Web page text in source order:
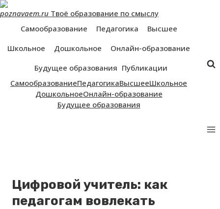
Перейти
к
контенту
poznavaem.ru Твоё образование по смыслу
Самообразование
Педагогика
Высшее
Школьное
Дошкольное
Онлайн-образование
Будущее образования Публикации
СамообразованиеПедагогикаВысшееШкольное
ДошкольноеОнлайн-образование
Будущее образования
Цифровой учитель: как
педагогам вовлекать